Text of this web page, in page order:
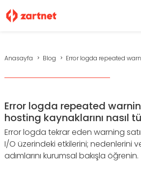
Anasayfa Blog Error logda repeated
Error logda repeated
hosting kaynaklarını nasıl
Error logda tekrar eden warning
I/O üzerindeki etkilerini; nedenlerini
adımlarını kurumsal bakışla öğrenin.